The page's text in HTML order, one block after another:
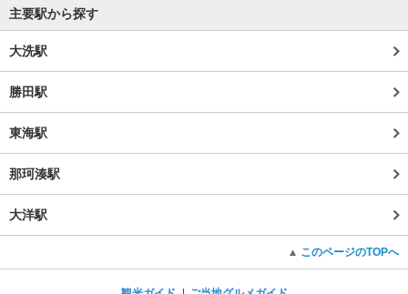
主要駅から探す
大洗駅
勝田駅
東海駅
那珂湊駅
大洋駅
このページのTOPへ